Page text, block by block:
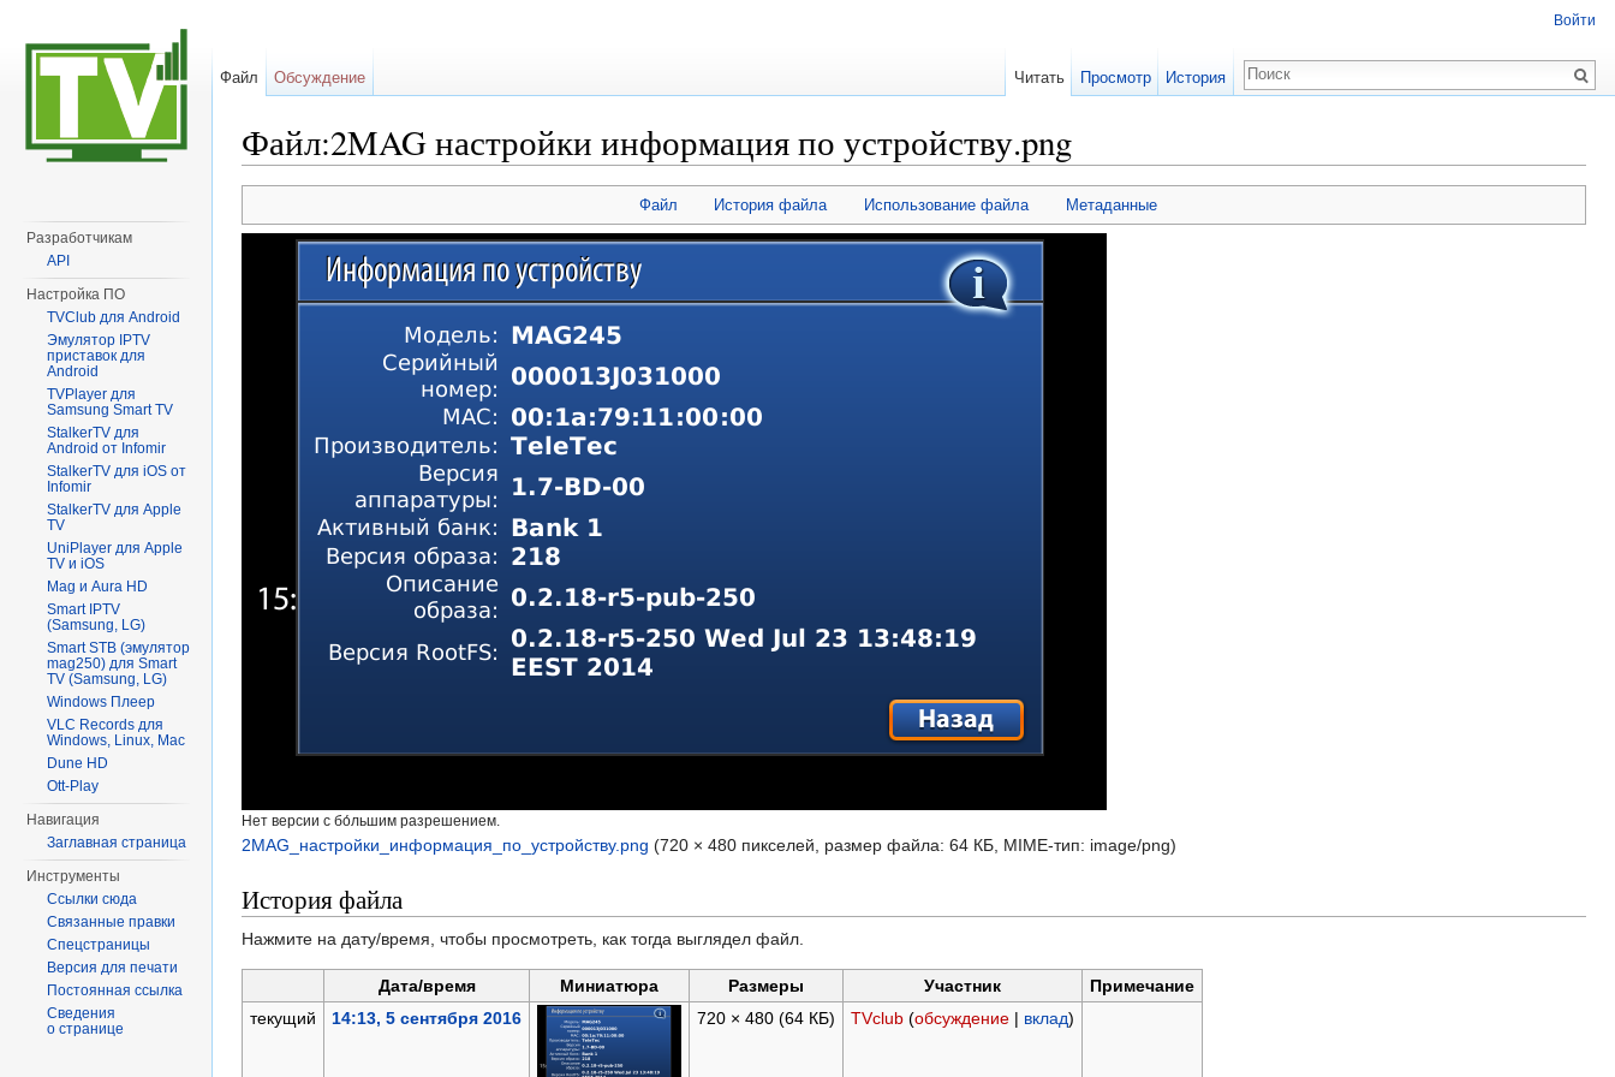
Файл:2MAG настройки информация по устройству.png
Файл История файла Использование файла Метаданные
Нет версии с бо́льшим разрешением.
2MAG_настройки_информация_по_устройству.png (720 × 480 пикселей, размер файла: 64 КБ, MIME-тип: image/png)
История файла
Нажмите на дату/время, чтобы просмотреть, как тогда выглядел файл.
Дата/время Миниатюра Размеры Участник
Примечание
текущий
14:13, 5 сентября 2016 720 × 480 (64 КБ) TVclub (обсуждение| вклад)
Войти
Файл Обсуждение Читать Просмотр История
Разработчикам
API
Настройка ПО
TVClub для Android
Эмулятор IPTV
приставок для
Android
TVPlayer для
Samsung Smart TV
StalkerTV для
Android от Infomir
StalkerTV для iOS от
Infomir
StalkerTV для Apple
TV
UniPlayer для Apple
TV и iOS
Mag и Aura HD
Smart IPTV
(Samsung, LG)
Smart STB (эмулятор
mag250) для Smart
TV (Samsung, LG)
Windows Плеер
VLC Records для
Windows, Linux, Mac
Dune HD
Ott-Play
Навигация
Заглавная страница
Инструменты
Ссылки сюда
Связанные правки
Спецстраницы
Версия для печати
Постоянная ссылка
Сведения
о странице